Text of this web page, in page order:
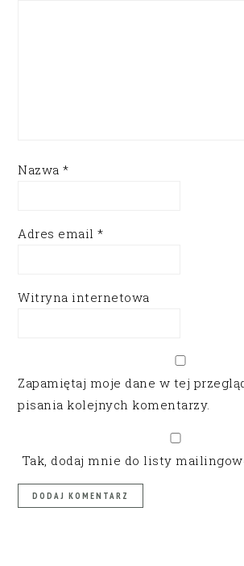
Nazwa*
Adres email*
Witryna internetowa
Zapamiętaj moje dane w tej
pisania kolejnych komentarzy.
Tak, dodaj mnie do listy